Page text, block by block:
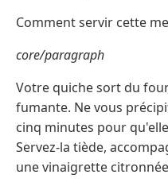
Comment servir cette
core/paragraph
Votre quiche sort du
fumante. Ne vous
cinq minutes pour
Servez-la tiède,
une vinaigrette